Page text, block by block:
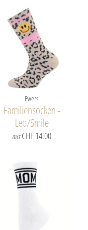
Ewers
Familiensocken -
Leo/Smile
ausCHF 14.00